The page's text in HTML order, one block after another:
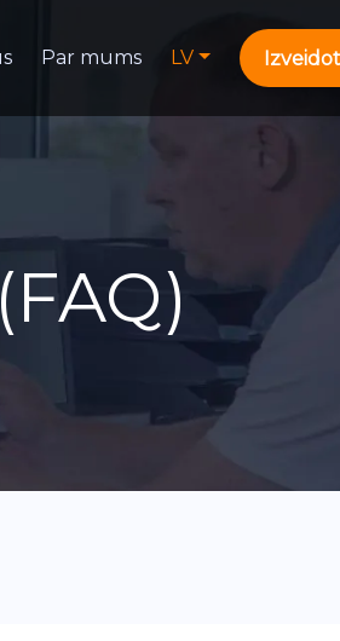
Par mums LV